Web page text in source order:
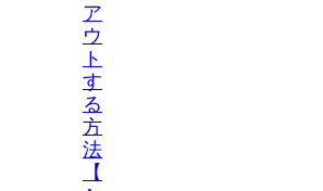
ア
ウ
ト
す
る
方
法
【